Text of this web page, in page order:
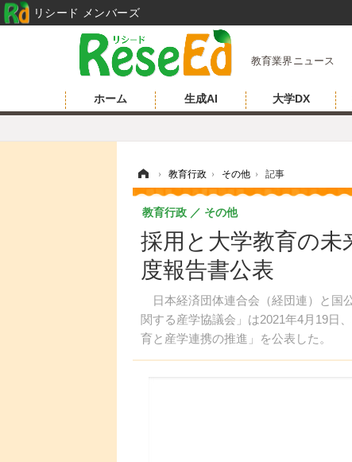
教育業界ニュース
ホーム 生成AI 大学DX
› 教育行政 › その他 › 記事
採用と大学教育の未
度報告書公表
日本経済団体連合会（経団連）と国
関する産学協議会」は2021年4月19日
育と産学連携の推進」を公表した。
教育行政 その他
リシード メンバーズ